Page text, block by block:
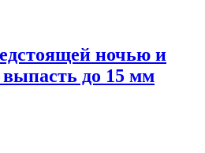
ночью и
до 15 мм